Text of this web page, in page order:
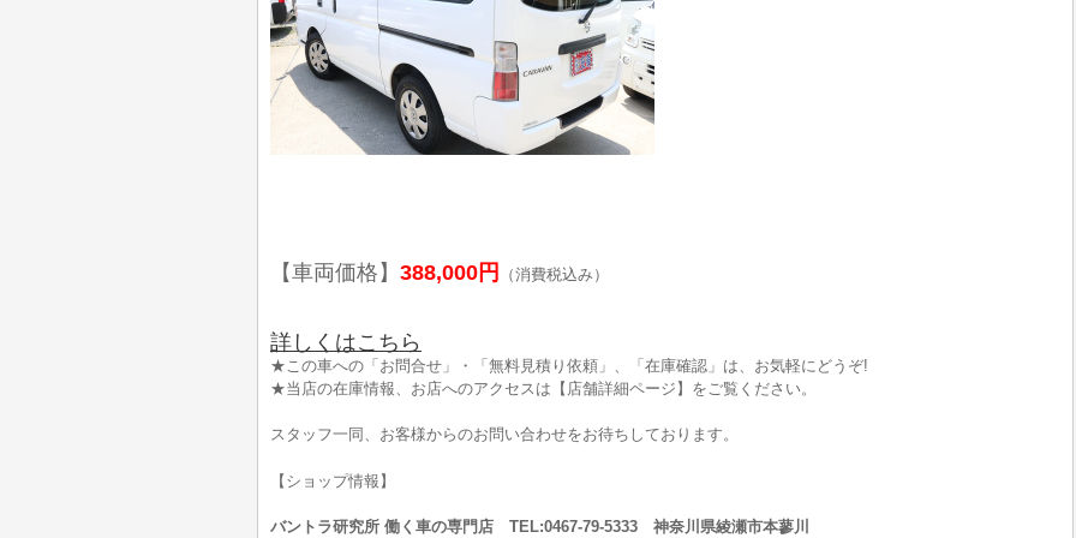
【車両価格】 388,000円 （消費税込み）
詳しくはこちら
★この車への「お問合せ」・「無料見積り依頼」、「在庫確認」は、お気軽にどうぞ!
★当店の在庫情報、お店へのアクセスは【店舗詳細ページ】をご覧ください。
スタッフ一同、お客様からのお問い合わせをお待ちしております。
【ショップ情報】
バントラ研究所 働く車の専門店 TEL:0467-79-5333 神奈川県綾瀬市本蓼川